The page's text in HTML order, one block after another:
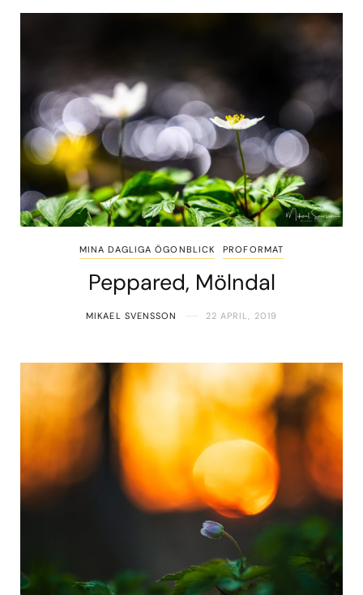
MINA DAGLIGA ÖGONBLICK PROFORMAT
Peppared, Mölndal
MIKAEL SVENSSON 22 APRIL, 2019